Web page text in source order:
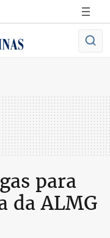
para
da ALMG